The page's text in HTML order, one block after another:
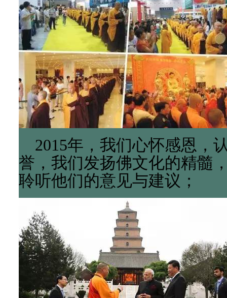
2015年，我们心怀感恩，
誉，我们发扬佛文化的精髓
聆听他们的意见与建议；